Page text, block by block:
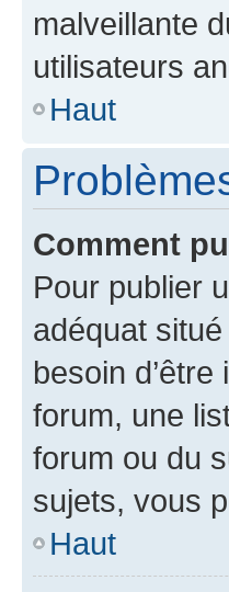
malveillante
utilisateurs
Haut
Comment
Pour publier
adéquat
besoin
forum, une
forum ou du
sujets, vous
Haut